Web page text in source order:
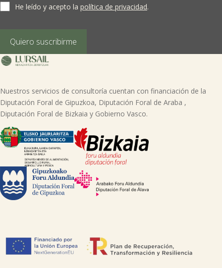
terceros salvo obligación legal. Cualquier persona tiene derecho a solicitar el
acceso, rectificación, supresión, limitación del tratamiento, oposición o
lursail@lursailkoop.eus. Puede obtener información adicional en nuestra
página web.
He leído y acepto la política de privacidad.
Quiero suscribirme
Nuestros servicios de consultoría cuentan con financiación de la
Diputación Foral de Gipuzkoa, Diputación Foral de Araba ,
Diputación Foral de Bizkaia y Gobierno Vasco.